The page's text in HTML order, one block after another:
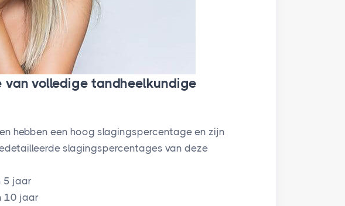
volledige tandheelkundige
hebben een hoog slagingspercentage en zijn
slagingspercentages van deze
5 jaar
10 jaar